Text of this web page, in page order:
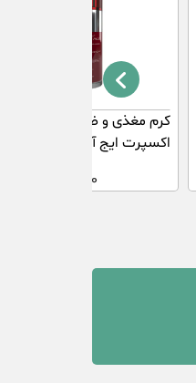
کرم مغذی و ضد چروک مدل
1,099,000